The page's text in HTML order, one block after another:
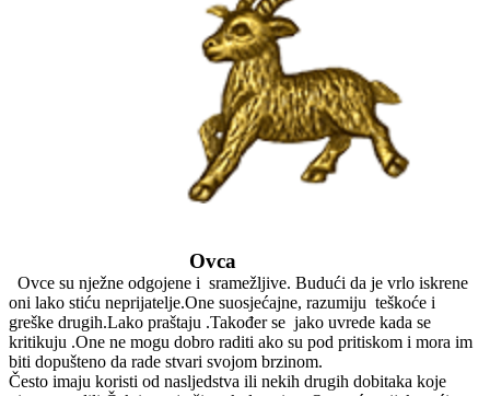
Ovca
Ovce su nježne odgojene i sramežljive. Budući da je vrlo iskrene
oni lako stiću neprijatelje.One suosjećajne, razumiju teškoće i
greške drugih.Lako praštaju .Također se jako uvrede kada se
kritikuju .One ne mogu dobro raditi ako su pod pritiskom i mora im
biti dopušteno da rade stvari svojom brzinom.
Često imaju koristi od nasljedstva ili nekih drugih dobitaka koje